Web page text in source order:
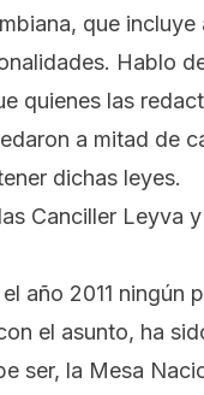
que
Hablo
quienes las
a mitad de
dichas leyes.
Canciller Leyva
año 2011 ningún
el asunto, ha
ser, la Mesa